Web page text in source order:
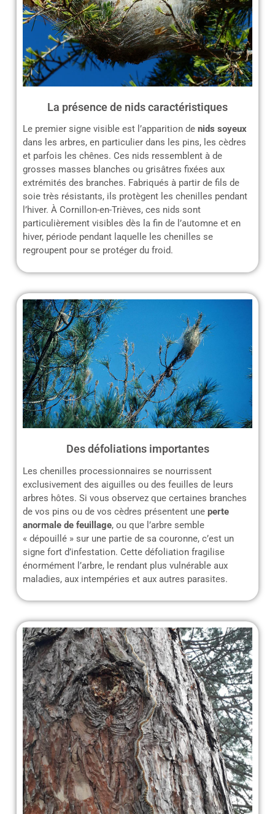
La présence de nids caractéristiques
Le premier signe visible est l’apparition de nids soyeux
dans les arbres, en particulier dans les pins, les cèdres
et parfois les chênes. Ces nids ressemblent à de
grosses masses blanches ou grisâtres fixées aux
extrémités des branches. Fabriqués à partir de fils de
soie très résistants, ils protègent les chenilles pendant
l’hiver. À Cornillon-en-Trièves, ces nids sont
particulièrement visibles dès la fin de l’automne et en
hiver, période pendant laquelle les chenilles se
regroupent pour se protéger du froid.
Des défoliations importantes
Les chenilles processionnaires se nourrissent
exclusivement des aiguilles ou des feuilles de leurs
arbres hôtes. Si vous observez que certaines branches
de vos pins ou de vos cèdres présentent une perte
anormale de feuillage, ou que l’arbre semble
« dépouillé » sur une partie de sa couronne, c’est un
signe fort d’infestation. Cette défoliation fragilise
énormément l’arbre, le rendant plus vulnérable aux
maladies, aux intempéries et aux autres parasites.